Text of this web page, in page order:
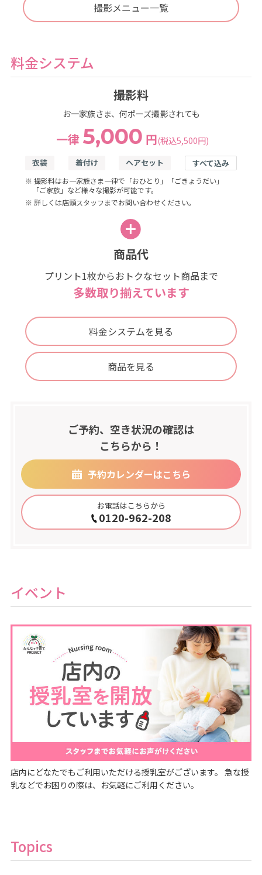
撮影メニュー一覧
料金システム
撮影料
お一家族さま、何ポーズ撮影されても
一律 5,000 円(税込5,500円)
衣装 着付け ヘアセット すべて込み
※ 撮影料はお一家族さま一律で「おひとり」「ごきょうだい」
「ご家族」など様々な撮影が可能です。
※ 詳しくは店頭スタッフまでお問い合わせください。
商品代
プリント1枚からおトクなセット商品まで
多数取り揃えています
料金システムを見る
商品を見る
ご予約、空き状況の確認は
こちらから！
予約カレンダーはこちら
お電話はこちらから
0120-962-208
イベント
店内にどなたでもご利用いただける授乳室がございます。 急な授
乳などでお困りの際は、お気軽にご利用ください。
Topics